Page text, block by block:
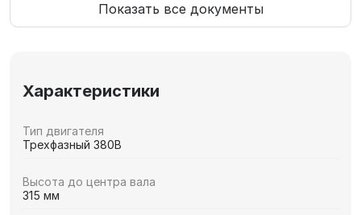
Показать все документы
Характеристики
Тип двигателя
Трехфазный 380В
Высота до центра вала
315 мм